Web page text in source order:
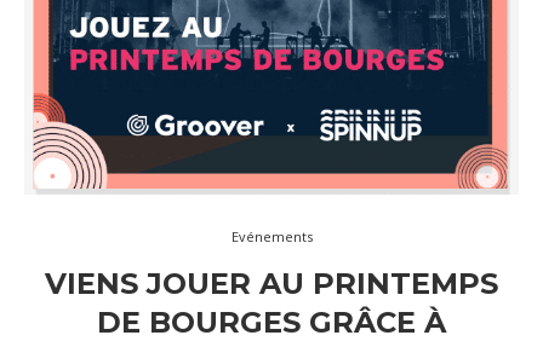
Evénements
VIENS JOUER AU PRINTEMPS
DE BOURGES GRÂCE À